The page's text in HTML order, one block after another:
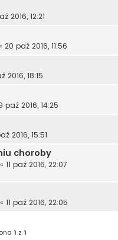
2016, 12:21
20 paź 2016, 11:56
2016, 18:15
paź 2016, 14:25
2016, 15:51
choroby
« 11 paź 2016, 22:07
« 11 paź 2016, 22:05
1 z 1